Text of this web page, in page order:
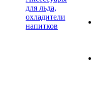
для льда,
охладители
напитков